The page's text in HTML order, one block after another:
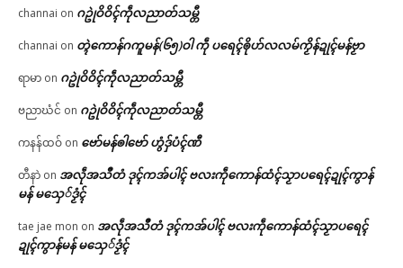
channai on ဂဥုဲဝိဝိၚ်ကဵုလညာတ်သမ္တီ
channai on တ္ၚဲကောန်ဂကူမန်(၆၅)ဝါ ကဵု ပရေၚ်ၜိုဟ်လလမ်ကၟိန်ဍုၚ်မန်ဗၟာ
ရာမာ on ဂဥုဲဝိဝိၚ်ကဵုလညာတ်သမ္တီ
ဗညာဃံင် on ဂဥုဲဝိဝိၚ်ကဵုလညာတ်သမ္တီ
ကနန်ထဝ် on ဗော်မန်ၜါဗော် ဟွံဒှ်ပံၚ်ဏီ
တီနာဲ on အလဵုအသဳတံ ဒုၚ်ကအ်ပါၚ် ဗလးကဵုကောန်ထံၚ်သၟာပရေၚ်ဍုၚ်ကွာန်
မန် မသှေ်ဒၟံၚ်
tae jae mon on အလဵုအသဳတံ ဒုၚ်ကအ်ပါၚ် ဗလးကဵုကောန်ထံၚ်သၟာပရေၚ်
ဍုၚ်ကွာန်မန် မသှေ်ဒၟံၚ်